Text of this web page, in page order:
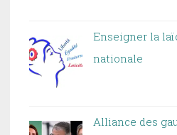
Enseigner la
nationale
Alliance des